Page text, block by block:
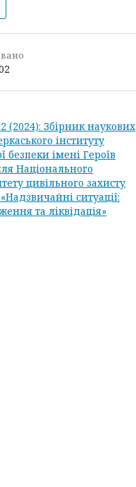
(2024): Збірник наукових
інституту
безпеки імені Героїв
Національного
цивільного захисту
ситуації:
та ліквідація»